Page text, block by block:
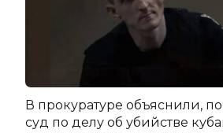
В прокуратуре объяснили,
суд по делу об убийстве